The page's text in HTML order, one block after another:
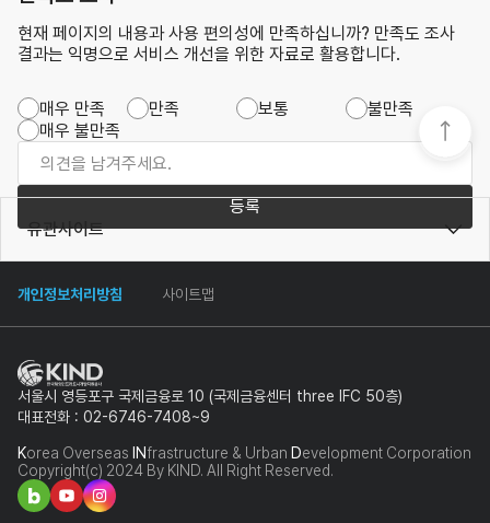
현재 페이지의 내용과 사용 편의성에 만족하십니까? 만족도 조사
결과는 익명으로 서비스 개선을 위한 자료로 활용합니다.
매우 만족 만족 보통
불만족
매우 불만족
등록
개인정보처리방침 사이트맵
유관사이트
서울시 영등포구 국제금융로 10 (국제금융센터 three IFC 50층)
대표전화 : 02-6746-7408~9
Korea Overseas INfrastructure & Urban Development Corporation
Copyright(c) 2024 By KIND. All Right Reserved.